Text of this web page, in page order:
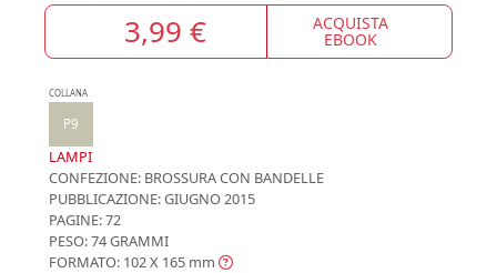
3,99 € ACQUISTA
EBOOK
COLLANA
P9
LAMPI
CONFEZIONE: BROSSURA CON BANDELLE
PUBBLICAZIONE:GIUGNO 2015
PAGINE: 72
PESO: 74 GRAMMI
FORMATO: 102 X 165 mm